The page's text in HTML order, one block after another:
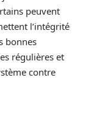
peuvent
l’intégrité
bonnes
régulières et
contre